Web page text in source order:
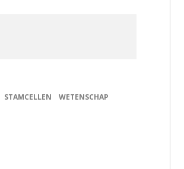
STAMCELLEN WETENSCHAP